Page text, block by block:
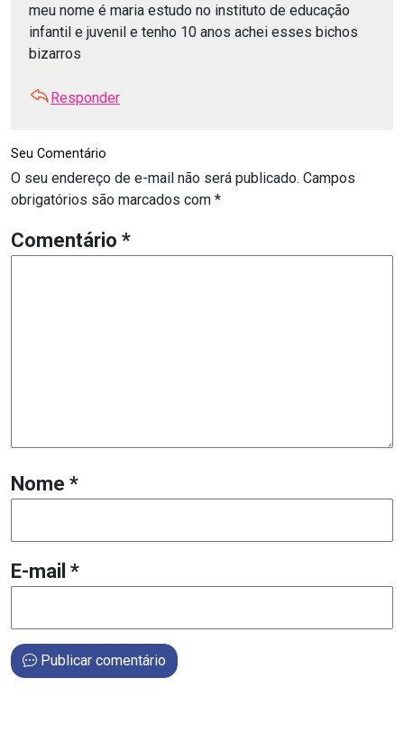
meu nome é maria estudo no instituto de educação
infantil e juvenil e tenho 10 anos achei esses bichos
bizarros
Responder
Seu Comentário
O seu endereço de e-mail não será publicado. Campos
obrigatórios são marcados com *
Comentário *
Nome *
E-mail *
Publicar comentário